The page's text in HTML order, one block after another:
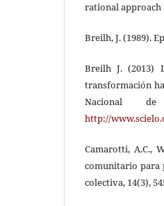
rational approach
Breilh, J. (1989).
Breilh J. (2013)
transformación
Nacional
http://
Camarotti, A.C.,
comunitario para
colectiva, 14(3),